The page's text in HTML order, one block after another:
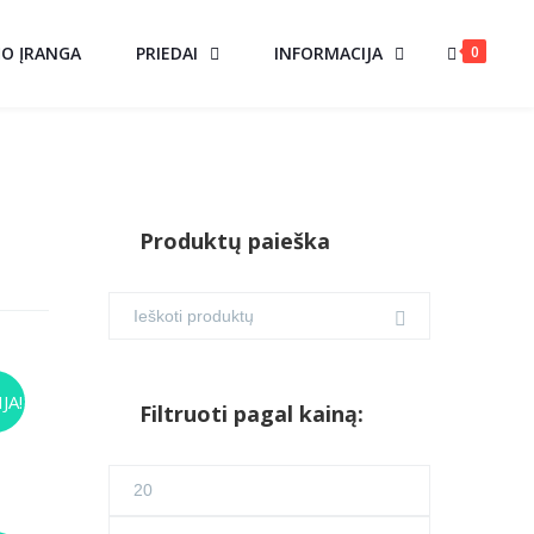
0
ĮRANGA PRIEDAI INFORMACIJA
Produktų paieška
Filtruoti pagal kainą: